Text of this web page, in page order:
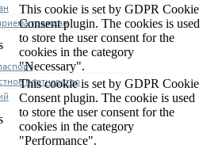
граждан
партнерство
This cookie is set by GDPR Cookie
Consent plugin. The cookies is used
to store the user consent for the
cookies in the category
"Necessary".
This cookie is set by GDPR Cookie
Consent plugin. The cookie is used
to store the user consent for the
cookies in the category
"Performance".